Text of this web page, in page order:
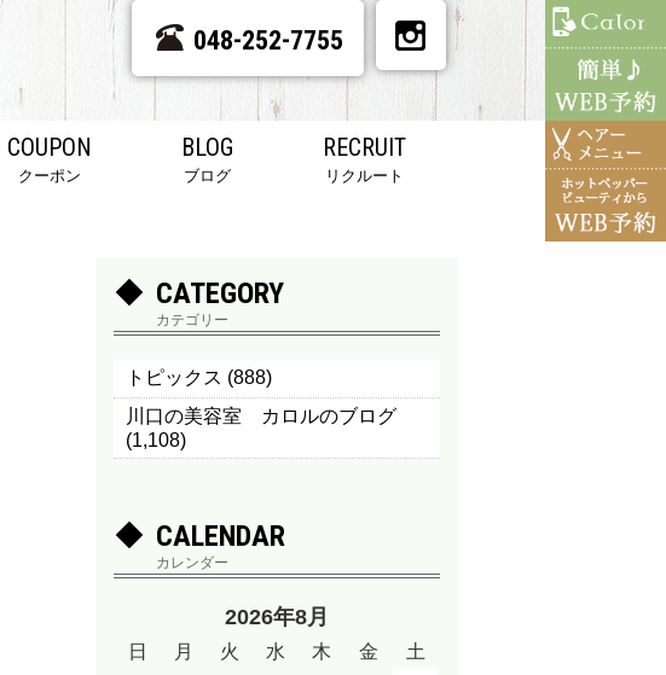
048-252-7755
COUPON
クーポン
BLOG
ブログ
RECRUIT
リクルート
CATEGORY
カテゴリー
トピックス (888)
川口の美容室 カロルのブログ
(1,108)
CALENDAR
カレンダー
2026年8月
日 月 火 水 木 金
土